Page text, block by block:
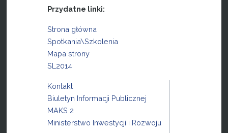
Przydatne linki:
Strona główna
Spotkania\Szkolenia
Mapa strony
SL2014
Kontakt
Biuletyn Informacji Publicznej
MAKS 2
Ministerstwo Inwestycji i Rozwoju